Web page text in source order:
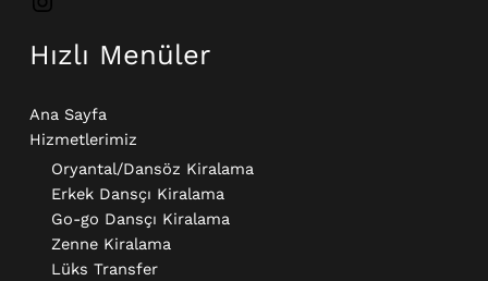
Hızlı Menüler
Ana Sayfa
Hizmetlerimiz
Oryantal/Dansöz Kiralama
Erkek Dansçı Kiralama​
Go-go Dansçı Kiralama​
Zenne Kiralama
Lüks Transfer